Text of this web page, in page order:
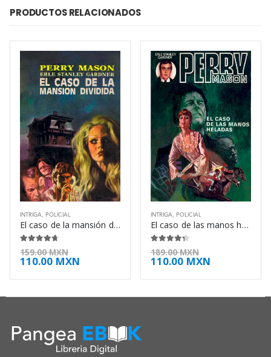
PRODUCTOS RELACIONADOS
INTRIGA, POLICIAL
El caso de la mansión dividida – Erle Stanley Gardner
4.63 de 5
159.00MXN
110.00 MXN
INTRIGA, POLICIAL
El caso de las manos heladas – Erle Stanley Gardner
4.25 de 5
189.00MXN
110.00 MXN